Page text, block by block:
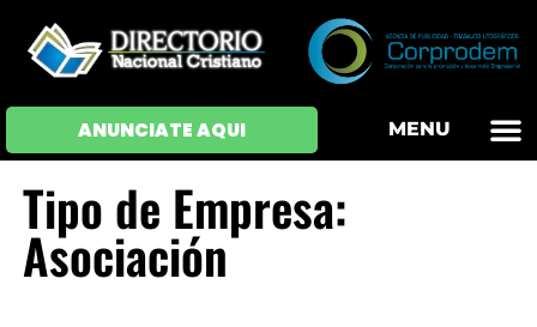
ANUNCIATE AQUI MENU
Tipo de Empresa:
Asociación